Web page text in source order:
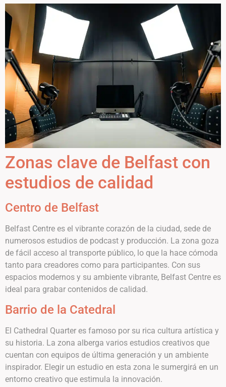
Zonas clave de Belfast con
estudios de calidad
Centro de Belfast
Belfast Centre es el vibrante corazón de la ciudad, sede de
numerosos estudios de podcast y producción. La zona goza
de fácil acceso al transporte público, lo que la hace cómoda
tanto para creadores como para participantes. Con sus
espacios modernos y su ambiente vibrante, Belfast Centre es
ideal para grabar contenidos de calidad.
Barrio de la Catedral
El Cathedral Quarter es famoso por su rica cultura artística y
su historia. La zona alberga varios estudios creativos que
cuentan con equipos de última generación y un ambiente
inspirador. Elegir un estudio en esta zona le sumergirá en un
entorno creativo que estimula la innovación.